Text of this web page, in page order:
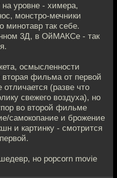
уровне - химера,
монстро-мечники
минотавр так себе.
3Д, в ОйМАКСе - так
осмысленности
вторая фильма от первой
(разве что
свежего воздуха), но
во второй фильме
самокопание и брожение
и картинку - смотрится
но popcorn movie